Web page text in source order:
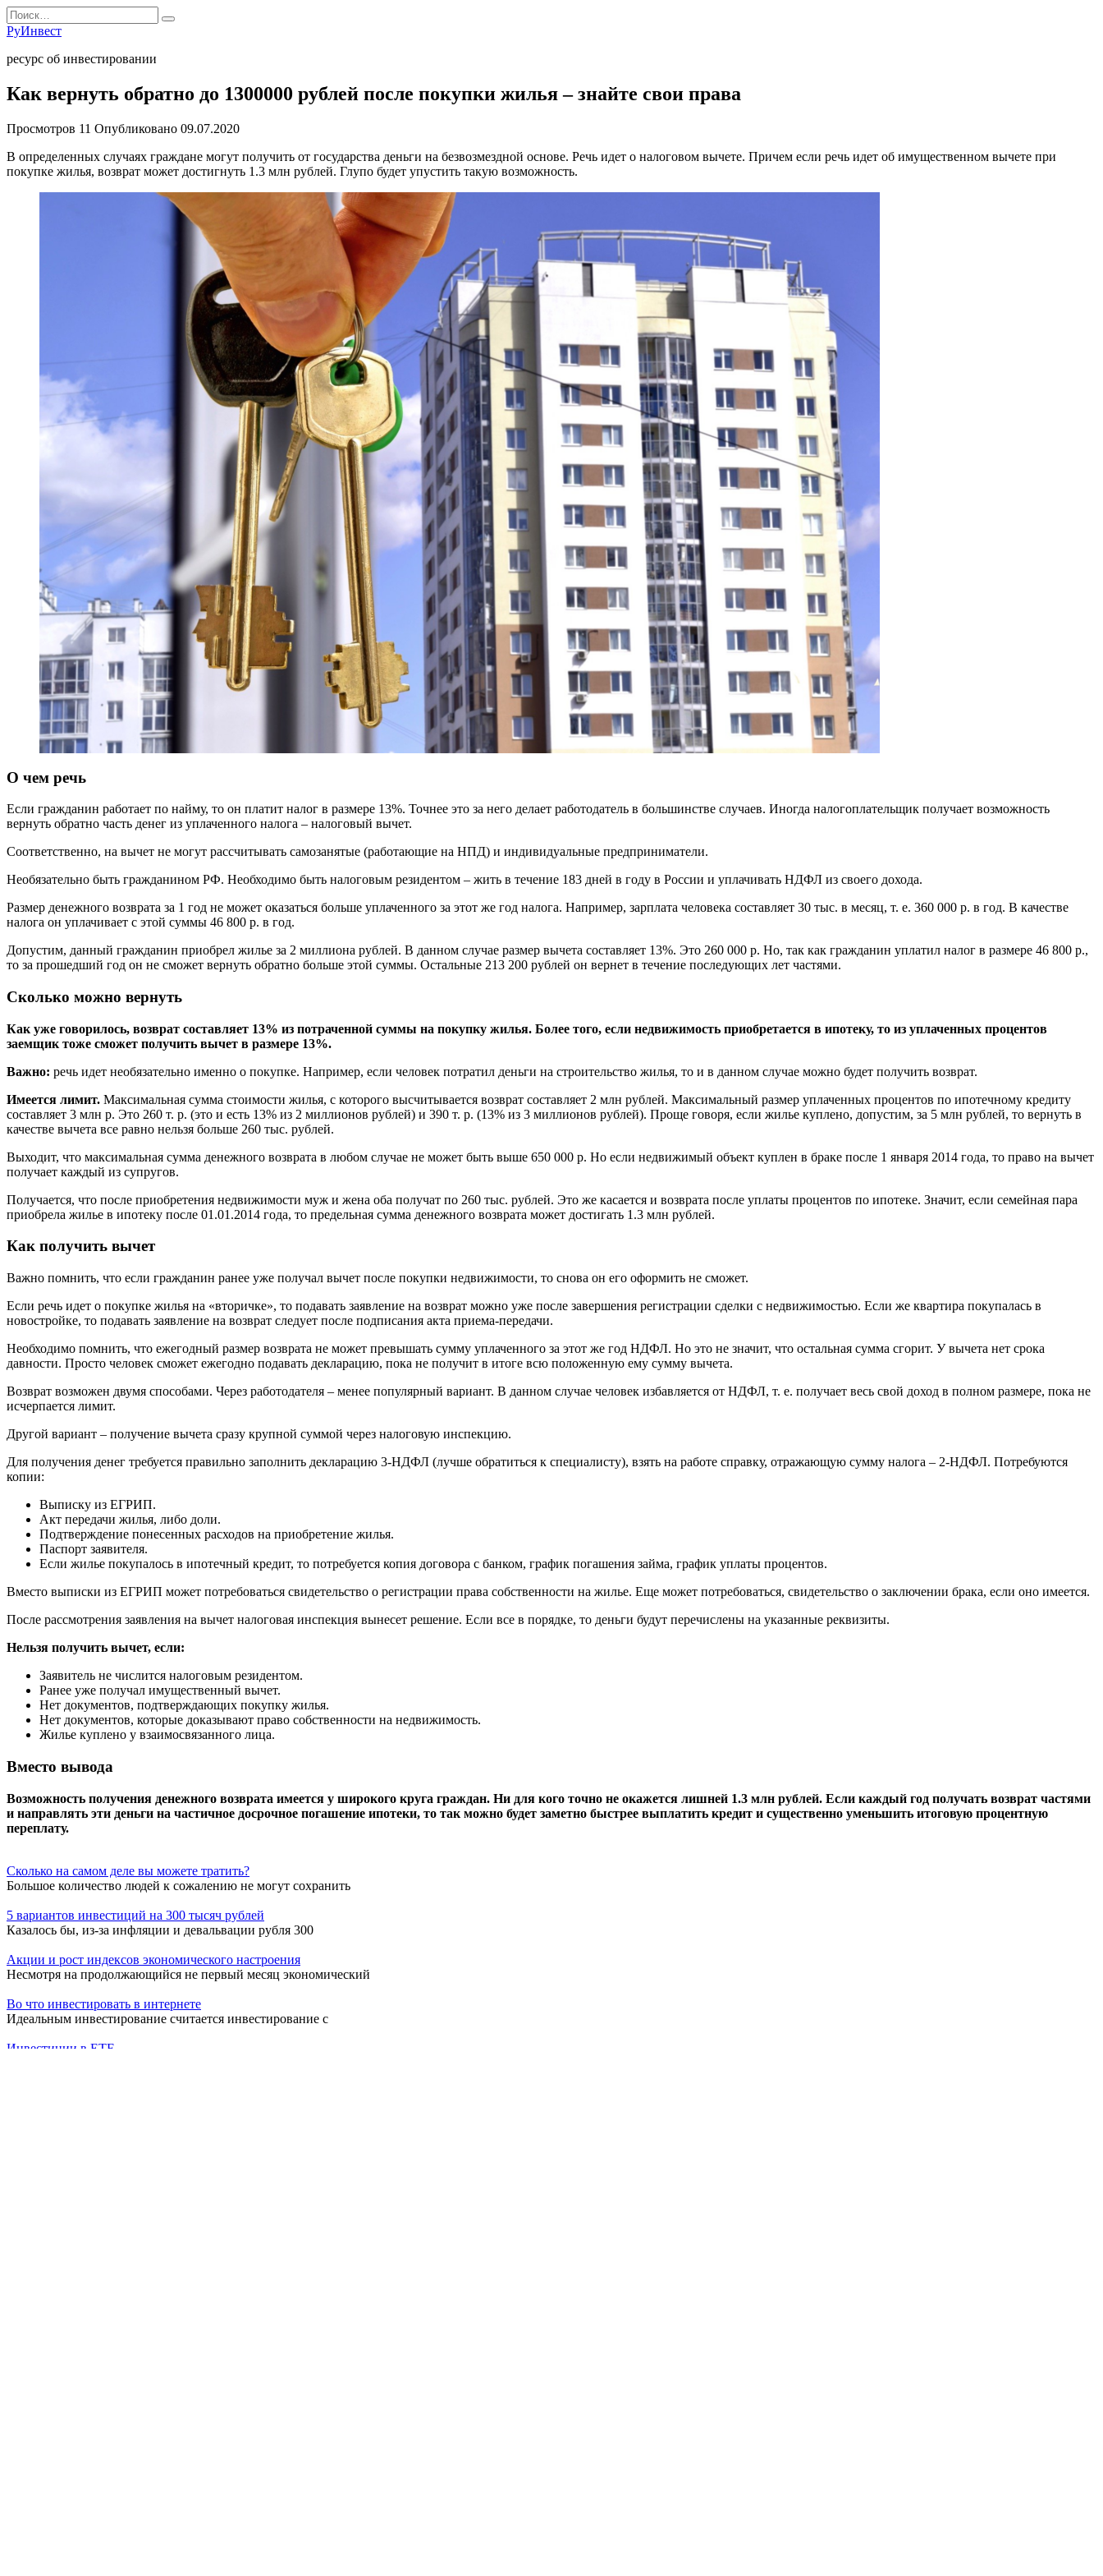
Перейти
к
содержанию
Search
for:
РуИнвест
ресурс об инвестировании
Как вернуть обратно до 1300000 рублей после покупки жилья – знайте свои права
Просмотров 11 Опубликовано 09.07.2020
В определенных случаях граждане могут получить от государства деньги на безвозмездной основе. Речь идет о налоговом вычете. Причем если речь идет об имущественном вычете при
покупке жилья, возврат может достигнуть 1.3 млн рублей. Глупо будет упустить такую возможность.
О чем речь
Если гражданин работает по найму, то он платит налог в размере 13%. Точнее это за него делает работодатель в большинстве случаев. Иногда налогоплательщик получает возможность
вернуть обратно часть денег из уплаченного налога – налоговый вычет.
Соответственно, на вычет не могут рассчитывать самозанятые (работающие на НПД) и индивидуальные предприниматели.
Необязательно быть гражданином РФ. Необходимо быть налоговым резидентом – жить в течение 183 дней в году в России и уплачивать НДФЛ из своего дохода.
Размер денежного возврата за 1 год не может оказаться больше уплаченного за этот же год налога. Например, зарплата человека составляет 30 тыс. в месяц, т. е. 360 000 р. в год. В качестве
налога он уплачивает с этой суммы 46 800 р. в год.
Допустим, данный гражданин приобрел жилье за 2 миллиона рублей. В данном случае размер вычета составляет 13%. Это 260 000 р. Но, так как гражданин уплатил налог в размере 46 800 р.,
то за прошедший год он не сможет вернуть обратно больше этой суммы. Остальные 213 200 рублей он вернет в течение последующих лет частями.
Сколько можно вернуть
Как уже говорилось, возврат составляет 13% из потраченной суммы на покупку жилья. Более того, если недвижимость приобретается в ипотеку, то из уплаченных процентов
заемщик тоже сможет получить вычет в размере 13%.
Важно: речь идет необязательно именно о покупке. Например, если человек потратил деньги на строительство жилья, то и в данном случае можно будет получить возврат.
Имеется лимит. Максимальная сумма стоимости жилья, с которого высчитывается возврат составляет 2 млн рублей. Максимальный размер уплаченных процентов по ипотечному кредиту
составляет 3 млн р. Это 260 т. р. (это и есть 13% из 2 миллионов рублей) и 390 т. р. (13% из 3 миллионов рублей). Проще говоря, если жилье куплено, допустим, за 5 млн рублей, то вернуть в
качестве вычета все равно нельзя больше 260 тыс. рублей.
Выходит, что максимальная сумма денежного возврата в любом случае не может быть выше 650 000 р. Но если недвижимый объект куплен в браке после 1 января 2014 года, то право на вычет
получает каждый из супругов.
Получается, что после приобретения недвижимости муж и жена оба получат по 260 тыс. рублей. Это же касается и возврата после уплаты процентов по ипотеке. Значит, если семейная пара
приобрела жилье в ипотеку после 01.01.2014 года, то предельная сумма денежного возврата может достигать 1.3 млн рублей.
Как получить вычет
Важно помнить, что если гражданин ранее уже получал вычет после покупки недвижимости, то снова он его оформить не сможет.
Если речь идет о покупке жилья на «вторичке», то подавать заявление на возврат можно уже после завершения регистрации сделки с недвижимостью. Если же квартира покупалась в
новостройке, то подавать заявление на возврат следует после подписания акта приема-передачи.
Необходимо помнить, что ежегодный размер возврата не может превышать сумму уплаченного за этот же год НДФЛ. Но это не значит, что остальная сумма сгорит. У вычета нет срока
давности. Просто человек сможет ежегодно подавать декларацию, пока не получит в итоге всю положенную ему сумму вычета.
Возврат возможен двумя способами. Через работодателя – менее популярный вариант. В данном случае человек избавляется от НДФЛ, т. е. получает весь свой доход в полном размере, пока не
исчерпается лимит.
Другой вариант – получение вычета сразу крупной суммой через налоговую инспекцию.
Для получения денег требуется правильно заполнить декларацию 3-НДФЛ (лучше обратиться к специалисту), взять на работе справку, отражающую сумму налога – 2-НДФЛ. Потребуются
копии:
Выписку из ЕГРИП.
Акт передачи жилья, либо доли.
Подтверждение понесенных расходов на приобретение жилья.
Паспорт заявителя.
Если жилье покупалось в ипотечный кредит, то потребуется копия договора с банком, график погашения займа, график уплаты процентов.
Вместо выписки из ЕГРИП может потребоваться свидетельство о регистрации права собственности на жилье. Еще может потребоваться, свидетельство о заключении брака, если оно имеется.
После рассмотрения заявления на вычет налоговая инспекция вынесет решение. Если все в порядке, то деньги будут перечислены на указанные реквизиты.
Нельзя получить вычет, если:
Заявитель не числится налоговым резидентом.
Ранее уже получал имущественный вычет.
Нет документов, подтверждающих покупку жилья.
Нет документов, которые доказывают право собственности на недвижимость.
Жилье куплено у взаимосвязанного лица.
Вместо вывода
Возможность получения денежного возврата имеется у широкого круга граждан. Ни для кого точно не окажется лишней 1.3 млн рублей. Если каждый год получать возврат частями
и направлять эти деньги на частичное досрочное погашение ипотеки, то так можно будет заметно быстрее выплатить кредит и существенно уменьшить итоговую процентную
переплату.
Сколько на самом деле вы можете тратить?
Большое количество людей к сожалению не могут сохранить
5 вариантов инвестиций на 300 тысяч рублей
Казалось бы, из-за инфляции и девальвации рубля 300
Акции и рост индексов экономического настроения
Несмотря на продолжающийся не первый месяц экономический
Во что инвестировать в интернете
Идеальным инвестирование считается инвестирование с
Инвестиции в ETF